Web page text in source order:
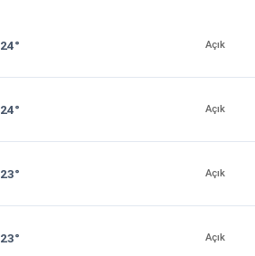
24° Açık
24° Açık
23° Açık
23° Açık